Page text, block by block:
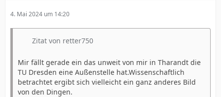
4. Mai 2024 um 14:20
Zitat von retter750
Mir fällt gerade ein das unweit von mir in Tharandt die
TU Dresden eine Außenstelle hat.Wissenschaftlich
betrachtet ergibt sich vielleicht ein ganz anderes Bild
von den Dingen.